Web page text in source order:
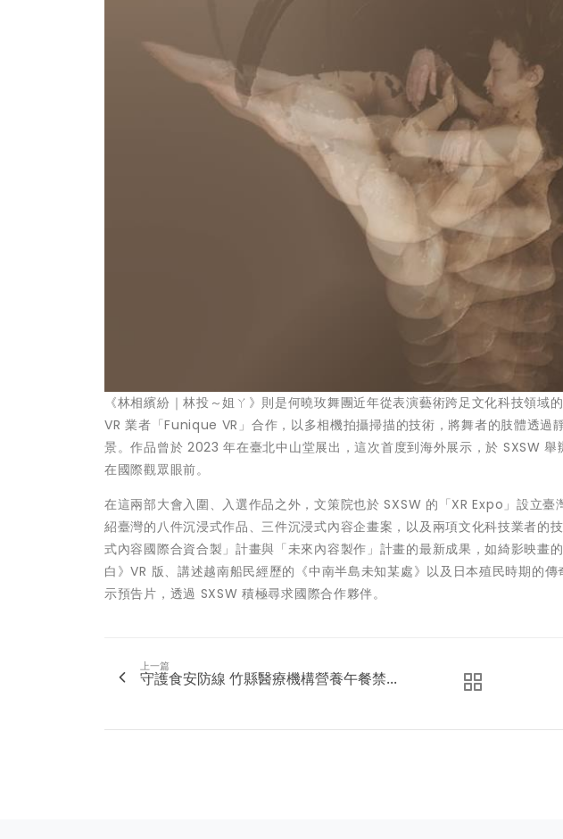
《林相繽紛｜林投～姐ㄚ》則是何曉玫舞團近年從表演藝術跨足文化科技領域
VR 業者「Funique VR」合作，以多相機拍攝掃描的技術，將舞者的肢體透過
景。作品曾於 2023 年在臺北中山堂展出，這次首度到海外展示，於 SXSW
在國際觀眾眼前。
在這兩部大會入圍、入選作品之外，文策院也於 SXSW 的「XR Expo」設立
紹臺灣的八件沉浸式作品、三件沉浸式內容企畫案，以及兩項文化科技業者的
式內容國際合資合製」計畫與「未來內容製作」計畫的最新成果，如綺影映畫
白》VR 版、講述越南船民經歷的《中南半島未知某處》以及日本殖民時期的
示預告片，透過 SXSW 積極尋求國際合作夥伴。
上一篇
守護食安防線 竹縣醫療機構營養午餐禁...